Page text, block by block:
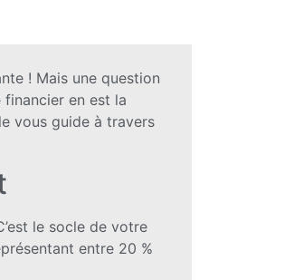
! Mais une question
en est la
vous guide à travers
le socle de votre
entre 20 %